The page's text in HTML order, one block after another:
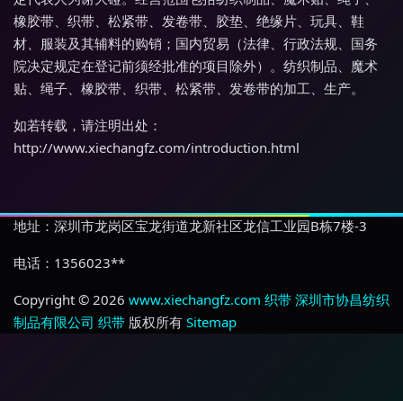
橡胶带、织带、松紧带、发卷带、胶垫、绝缘片、玩具、鞋
材、服装及其辅料的购销；国内贸易（法律、行政法规、国务
院决定规定在登记前须经批准的项目除外）。纺织制品、魔术
贴、绳子、橡胶带、织带、松紧带、发卷带的加工、生产。
如若转载，请注明出处：
http://www.xiechangfz.com/introduction.html
地址：深圳市龙岗区宝龙街道龙新社区龙信工业园B栋7楼-3
电话：1356023**
Copyright © 2026 www.xiechangfz.com 织带 深圳市协昌纺织
制品有限公司 织带 版权所有 Sitemap